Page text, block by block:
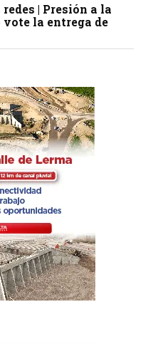
| Presión a la
la entrega de